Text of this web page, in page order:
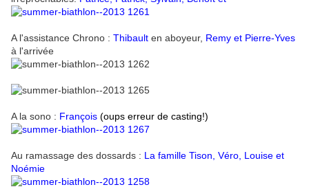
A l'assistance Chrono : Thibault en aboyeur, Remy et Pierre-Yves
à l'arrivée
A la sono : François (oups erreur de casting!)
Au ramassage des dossards : La famille Tison, Véro, Louise et
Noémie